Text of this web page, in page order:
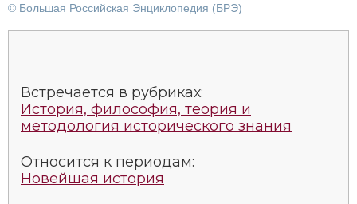
© Большая Российская Энциклопедия (БРЭ)
Встречается в рубриках:
История, философия, теория и
методология исторического знания
Относится к периодам:
Новейшая история